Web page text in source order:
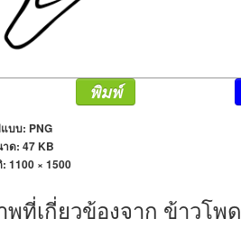
พิมพ์
บบ: PNG
ด: 47 KB
1100 × 1500
พที่เกี่ยวข้องจาก ข้าวโพด